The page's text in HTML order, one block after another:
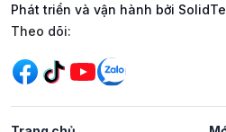
Phát triển và vận hành bởi
Mạng xã hội
Theo dõi: